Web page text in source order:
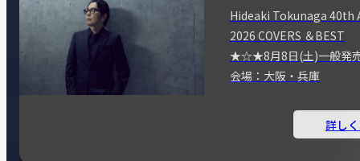
Hideaki Tokunaga 40th
2026 COVERS ＆BEST
★☆★8月8日(土)一般
会場：大阪・兵庫
詳し